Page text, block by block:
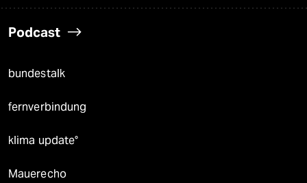
Podcast
bundestalk
fernverbindung
klima update°
Mauerecho